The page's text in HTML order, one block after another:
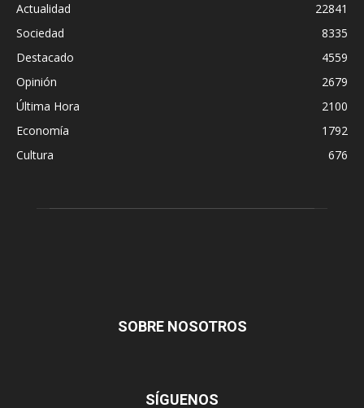
Actualidad
22841
Sociedad
8335
Destacado
4559
Opinión
2679
Última Hora
2100
Economía
1792
Cultura
676
SOBRE NOSOTROS
SÍGUENOS